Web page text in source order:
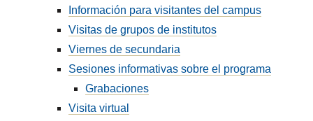
Información para visitantes del campus
Visitas de grupos de institutos
Viernes de secundaria
Sesiones informativas sobre el programa
Grabaciones
Visita virtual